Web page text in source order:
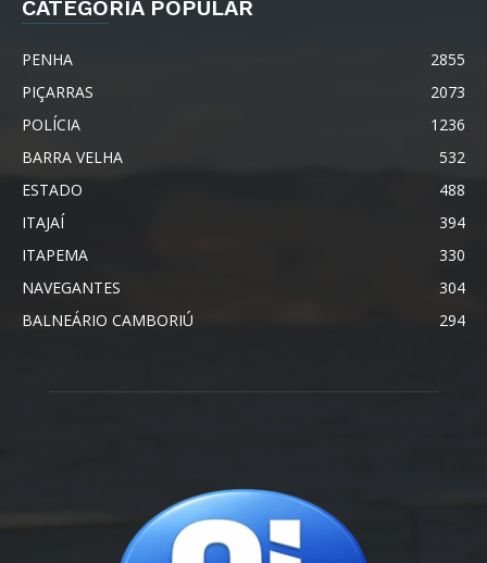
CATEGORIA POPULAR
PENHA
2855
PIÇARRAS
2073
POLÍCIA
1236
BARRA VELHA
532
ESTADO
488
ITAJAÍ
394
ITAPEMA
330
NAVEGANTES
304
BALNEÁRIO CAMBORIÚ
294